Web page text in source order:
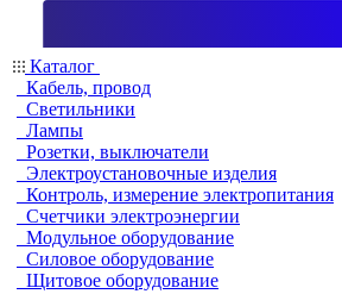
Каталог
Кабель, провод
Светильники
Лампы
Розетки, выключатели
Электроустановочные изделия
Контроль, измерение электропитания
Счетчики электроэнергии
Модульное оборудование
Силовое оборудование
Щитовое оборудование